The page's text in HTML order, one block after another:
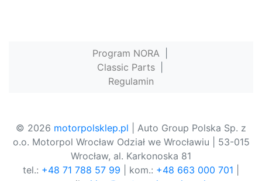
Program NORA
Classic Parts
Regulamin
© 2026 motorpolsklep.pl | Auto Group Polska Sp. z
o.o. Motorpol Wrocław Odział we Wrocławiu | 53-015
Wrocław, al. Karkonoska 81
tel.: +48 71 788 57 99 | kom.: +48 663 000 701